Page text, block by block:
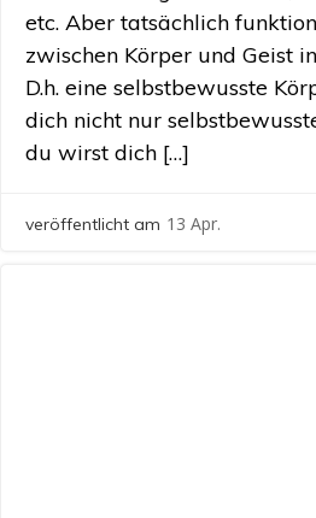
etc. Aber tatsächlich
zwischen Körper und Geist
D.h. eine selbstbewusste
dich nicht nur
du wirst dich […]
veröffentlicht am 13 Apr.